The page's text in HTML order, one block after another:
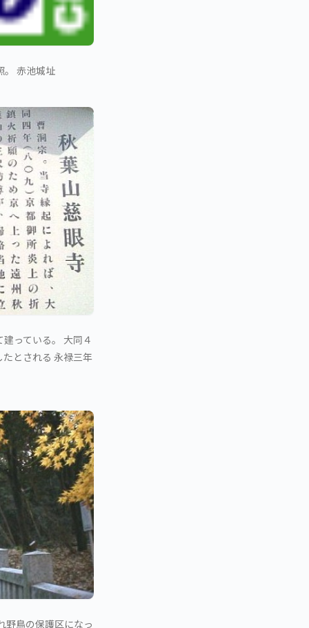
。 赤池城址
っている。 大同４
とされる 永禄三年
野鳥の保護区になっ